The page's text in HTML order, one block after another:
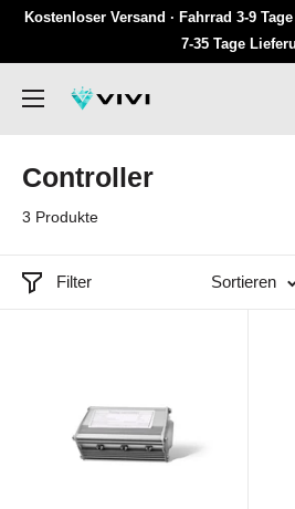
Überspringen
Inhalten
Kostenloser Versand · Fahrrad 3-9
7-35 Tage
VIVI
Controller
3 Produkte
Filter Sortieren